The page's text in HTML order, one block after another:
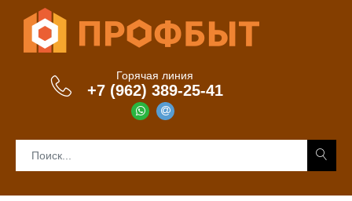
Горячая линия
+7 (962) 389-25-41